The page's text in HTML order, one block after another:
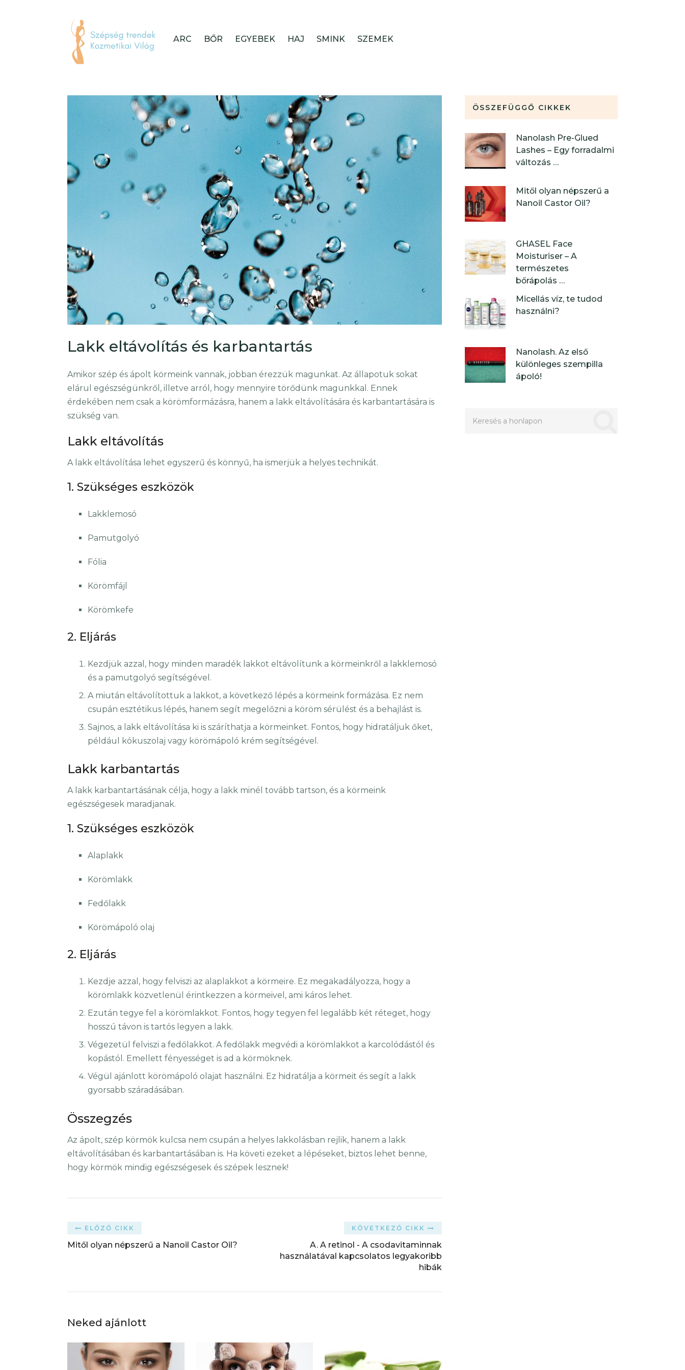
ARC BŐR EGYEBEK HAJ SMINK SZEMEK
Lakk eltávolítás és karbantartás
Amikor szép és ápolt körmeink vannak, jobban érezzük magunkat. Az állapotuk sokat
elárul egészségünkről, illetve arról, hogy mennyire törődünk magunkkal. Ennek
érdekében nem csak a körömformázásra, hanem a lakk eltávolítására és karbantartására is
szükség van.
Lakk eltávolítás
A lakk eltávolítása lehet egyszerű és könnyű, ha ismerjük a helyes technikát.
1. Szükséges eszközök
Lakklemosó
Pamutgolyó
Fólia
Körömfájl
Körömkefe
2. Eljárás
Kezdjük azzal, hogy minden maradék lakkot eltávolítunk a körmeinkről a lakklemosó
és a pamutgolyó segítségével.
A miután eltávolítottuk a lakkot, a következő lépés a körmeink formázása. Ez nem
csupán esztétikus lépés, hanem segít megelőzni a köröm sérülést és a behajlást is.
Sajnos, a lakk eltávolítása ki is száríthatja a körmeinket. Fontos, hogy hidratáljuk őket,
például kókuszolaj vagy körömápoló krém segítségével.
Lakk karbantartás
A lakk karbantartásának célja, hogy a lakk minél tovább tartson, és a körmeink
egészségesek maradjanak.
1. Szükséges eszközök
Alaplakk
Körömlakk
Fedőlakk
Körömápoló olaj
2. Eljárás
Kezdje azzal, hogy felviszi az alaplakkot a körmeire. Ez megakadályozza, hogy a
körömlakk közvetlenül érintkezzen a körmeivel, ami káros lehet.
Ezután tegye fel a körömlakkot. Fontos, hogy tegyen fel legalább két réteget, hogy
hosszú távon is tartós legyen a lakk.
Végezetül felviszi a fedőlakkot. A fedőlakk megvédi a körömlakkot a karcolódástól és
kopástól. Emellett fényességet is ad a körmöknek.
Végül ajánlott körömápoló olajat használni. Ez hidratálja a körmeit és segít a lakk
gyorsabb száradásában.
Összegzés
Az ápolt, szép körmök kulcsa nem csupán a helyes lakkolásban rejlik, hanem a lakk
eltávolításában és karbantartásában is. Ha követi ezeket a lépéseket, biztos lehet benne,
hogy körmök mindig egészségesek és szépek lesznek!
ELŐZŐ CIKK
Mitől olyan népszerű a Nanoil Castor Oil?
KÖVETKEZŐ CIKK
A. A retinol - A csodavitaminnak
használatával kapcsolatos legyakoribb
hibák
Neked ajánlott
ÖSSZEFÜGGŐ CIKKEK
Nanolash Pre-Glued
Lashes – Egy forradalmi
változás …
Mitől olyan népszerű a
Nanoil Castor Oil?
GHASEL Face
Moisturiser – A
természetes
bőrápolás …
Micellás víz, te tudod
használni?
Nanolash. Az első
különleges szempilla
ápoló!